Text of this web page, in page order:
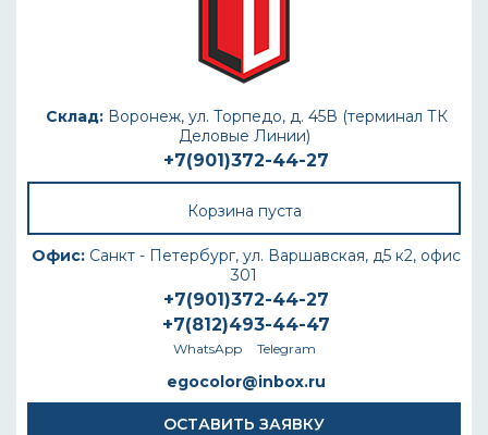
Склад:Воронеж, ул. Торпедо, д. 45В (терминал ТК
Деловые Линии)
+7(901)372-44-27
Корзина пуста
Офис: Санкт - Петербург, ул. Варшавская, д5 к2, офис
301
+7(901)372-44-27
+7(812)493-44-47
WhatsApp Telegram
egocolor@inbox.ru
ОСТАВИТЬ ЗАЯВКУ